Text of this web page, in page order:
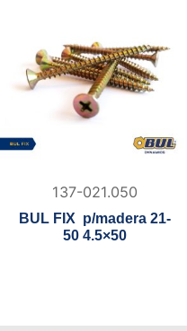
137-021.050
BUL FIX p/madera 21-
50 4.5×50